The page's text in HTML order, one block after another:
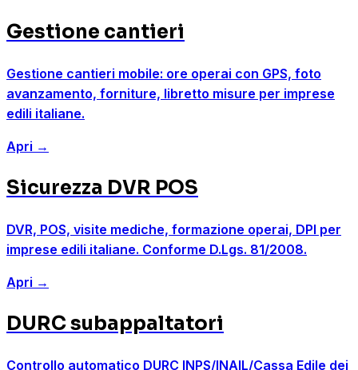
Gestione cantieri
Gestione cantieri mobile: ore operai con GPS, foto
avanzamento, forniture, libretto misure per imprese
edili italiane.
Apri →
Sicurezza DVR POS
DVR, POS, visite mediche, formazione operai, DPI per
imprese edili italiane. Conforme D.Lgs. 81/2008.
Apri →
DURC subappaltatori
Controllo automatico DURC INPS/INAIL/Cassa Edile dei